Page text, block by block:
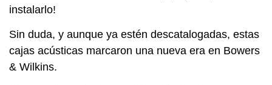
instalarlo!
Sin duda, y aunque ya estén descatalogadas, estas
cajas acústicas marcaron una nueva era en Bowers
& Wilkins.